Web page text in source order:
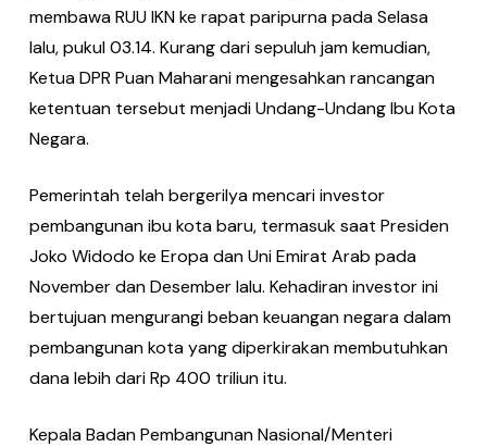
membawa RUU IKN ke rapat paripurna pada Selasa
lalu, pukul 03.14. Kurang dari sepuluh jam kemudian,
Ketua DPR Puan Maharani mengesahkan rancangan
ketentuan tersebut menjadi Undang-Undang Ibu Kota
Negara.
Pemerintah telah bergerilya mencari investor
pembangunan ibu kota baru, termasuk saat Presiden
Joko Widodo ke Eropa dan Uni Emirat Arab pada
November dan Desember lalu. Kehadiran investor ini
bertujuan mengurangi beban keuangan negara dalam
pembangunan kota yang diperkirakan membutuhkan
dana lebih dari Rp 400 triliun itu.
Kepala Badan Pembangunan Nasional/Menteri